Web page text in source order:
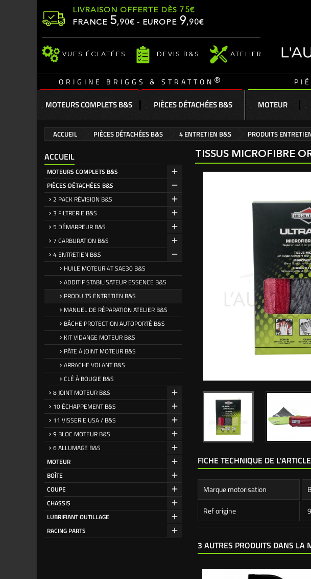
LIVRAISON OFFERTE DÈS 75€
FRANCE 5,90€ - EUROPE 9,90€
VUES ÉCLATÉES DEVIS B&S ATELIER
ORIGINE BRIGGS & STRATTON ®
MOTEURS COMPLETS B&S PIÈCES DÉTACHÉES B&S MOTEUR
ACCUEIL PIÈCES DÉTACHÉES B&S 4 ENTRETIEN B&S PRODUITS
ACCUEIL
MOTEURS COMPLETS B&S
PIÈCES DÉTACHÉES B&S
2 PACK RÉVISION B&S
3 FILTRERIE B&S
5 DÉMARREUR B&S
7 CARBURATION B&S
4 ENTRETIEN B&S
HUILE MOTEUR 4T SAE30 B&S
ADDITIF STABILISATEUR ESSENCE B&S
PRODUITS ENTRETIEN B&S
MANUEL DE RÉPARATION ATELIER B&S
BÂCHE PROTECTION AUTOPORTÉ B&S
KIT VIDANGE MOTEUR B&S
PÂTE À JOINT MOTEUR B&S
ARRACHE VOLANT B&S
CLÉ À BOUGIE B&S
8 JOINT MOTEUR B&S
10 ÉCHAPPEMENT B&S
11 VISSERIE USA / B&S
9 BLOC MOTEUR B&S
6 ALLUMAGE B&S
MOTEUR
BOÎTE
COUPE
CHASSIS
LUBRIFIANT OUTILLAGE
RACING PARTS
TISSUS MICROFIBRE
FICHE TECHNIQUE DE
Marque motorisation
Ref origine
3 AUTRES PRODUITS DANS LA